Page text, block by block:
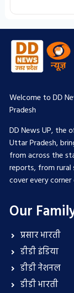
Welcome to DD
Pradesh
DD News UP, the
Uttar Pradesh,
from across the
reports, from
cover every
Our
प्रसार भारती
डीडी इंडिया
डीडी नेशनल
डीडी भारती